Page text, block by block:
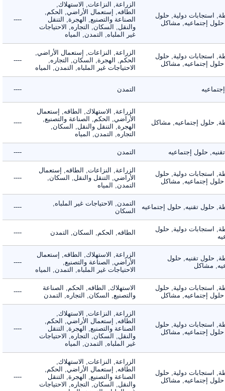
استجابات دولية, حلول
إجتماعيه, مشاكل
الزراعة, النزاعات, الاستهلاك,
الطاقه, إستعمال الأراضي, الحكم,
الصناعة والتصنيع, الهجرة, التنقل
والنقل, السكان, التجاره, الاحتياجات
غير الملباه, التمدن, المياه
----
استجابات دولية, حلول
إجتماعيه, مشاكل
الزراعة, النزاعات, إستعمال الأراضي,
الحكم, الهجرة, السكان, التجاره,
الاحتياجات غير الملباه, التمدن, المياه
----
التمدن ----
حلول إجتماعيه, مشاكل
الزراعة, الاستهلاك, الطاقه, إستعمال
الأراضي, الحكم, الصناعة والتصنيع,
الهجرة, التنقل والنقل, السكان,
التجاره, التمدن, المياه
----
حلول إجتماعيه التمدن ----
استجابات دولية, حلول
إجتماعيه, مشاكل
الزراعة, النزاعات, الطاقه, إستعمال
الأراضي, التنقل والنقل, السكان,
التمدن, المياه
----
حلول تقنيه, حلول إجتماعيه
التمدن, الاحتياجات غير الملباه,
السكان
----
استجابات دولية, حلول الطاقه, الحكم, السكان, التمدن ----
حلول تقنيه, حلول
مشاكل
الزراعة, الاستهلاك, الطاقه, إستعمال
الأراضي, الصناعة والتصنيع,
الاحتياجات غير الملباه, التمدن, المياه
----
استجابات دولية, حلول
إجتماعيه, مشاكل
الاستهلاك, الطاقه, الحكم, الصناعة
والتصنيع, السكان, التجاره, التمدن
----
استجابات دولية, حلول
إجتماعيه, مشاكل
الزراعة, النزاعات, الاستهلاك,
الطاقه, إستعمال الأراضي, الحكم,
الصناعة والتصنيع, الهجرة, التنقل
والنقل, السكان, التجاره, الاحتياجات
غير الملباه, التمدن, المياه
----
استجابات دولية, حلول
إجتماعيه, مشاكل
الزراعة, النزاعات, الاستهلاك,
الطاقه, إستعمال الأراضي, الحكم,
الصناعة والتصنيع, الهجرة, التنقل
والنقل, السكان, التجاره, الاحتياجات
----